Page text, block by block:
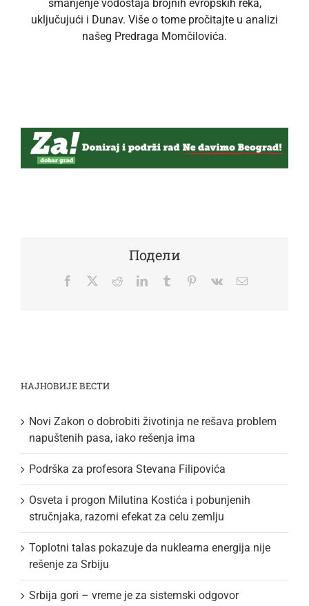
smanjenje vodostaja brojnih evropskih reka,
uključujući i Dunav. Više o tome pročitajte u analizi
našeg Predraga Momčilovića.
Подели
Facebook
TwitterRedditLinkedInTumblr Pinterest
Vk Email
НАЈНОВИЈЕ ВЕСТИ
Novi Zakon o dobrobiti životinja ne rešava problem
napuštenih pasa, iako rešenja ima
Podrška za profesora Stevana Filipovića
Osveta i progon Milutina Kostića i pobunjenih
stručnjaka, razorni efekat za celu zemlju
Toplotni talas pokazuje da nuklearna energija nije
rešenje za Srbiju
Srbija gori – vreme je za sistemski odgovor